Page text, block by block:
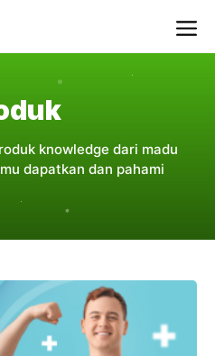
knowledge dari madu
dapatkan dan pahami